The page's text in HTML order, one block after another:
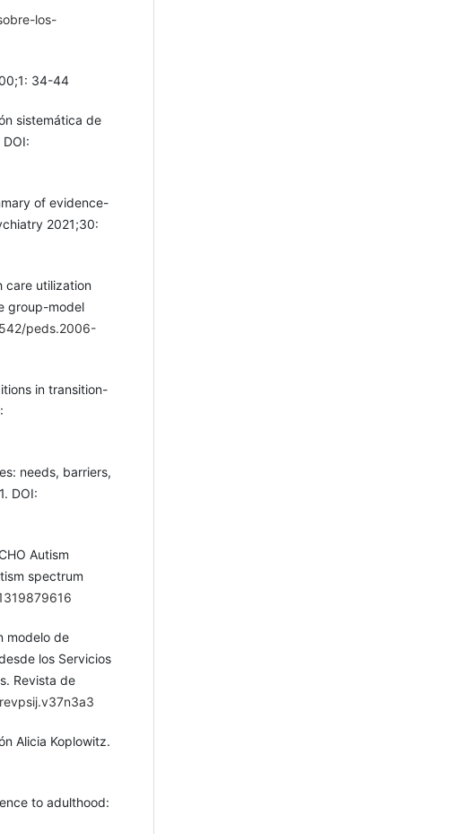
los-
34-44
sistemática de
of evidence-
2021;30:
care utilization
group-model
peds.2006-
in transition-
needs, barriers,
DOI:
Autism
spectrum
modelo de
los Servicios
Revista de
Alicia Koplowitz.
to adulthood: